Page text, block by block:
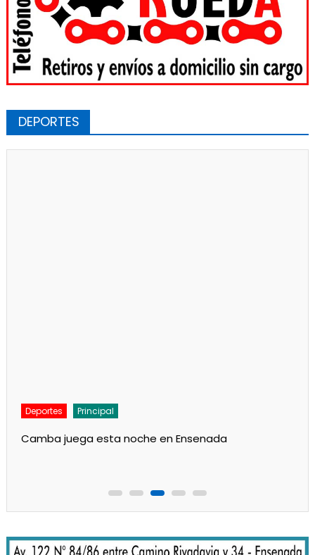
DEPORTES
Deportes Principal
Camba juega esta noche en Ensenada